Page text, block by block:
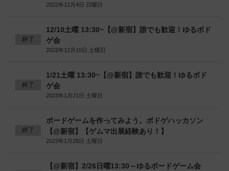
2022年12月4日 日曜日
終了
12/10土曜 13:30~【@新宿】誰でも歓迎！ゆるボド
ゲ会
2022年12月10日 土曜日
終了
1/21土曜 13:30~【@新宿】誰でも歓迎！ゆるボド
ゲ会
2023年1月21日 土曜日
終了
ボードゲームを作ってみよう。ボドゲハッカソン
【@新宿】【ゲムマ出展経験あり！】
2023年1月28日 土曜日
【@新宿】2/26日曜13:30～ゆるボードゲーム会